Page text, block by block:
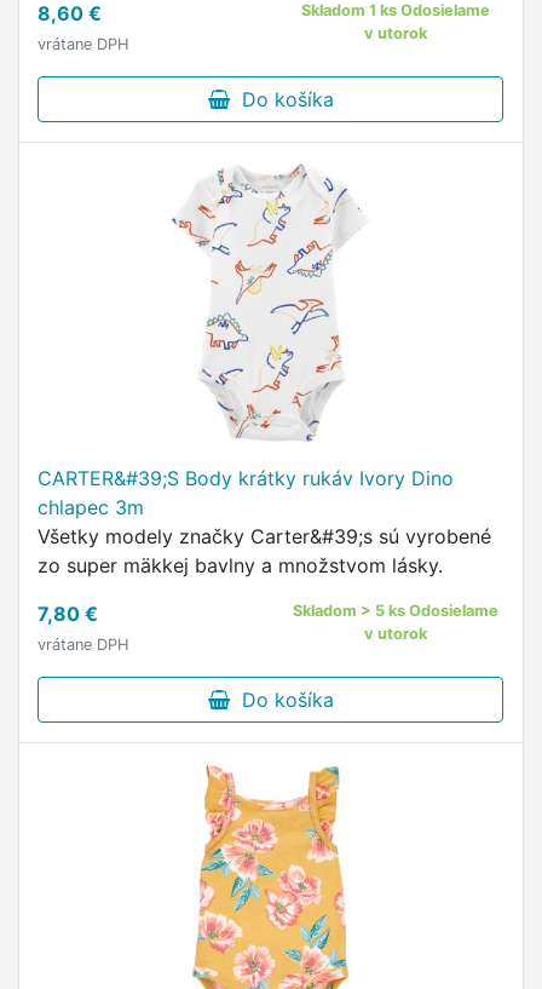
8,60 €
vrátane DPH
Skladom 1 ks Odosielame
v utorok
Do košíka
CARTER&#39;S Body krátky rukáv Ivory Dino
chlapec 3m
Všetky modely značky Carter&#39;s sú vyrobené
zo super mäkkej bavlny a množstvom lásky.
7,80 €
vrátane DPH
Skladom > 5 ks Odosielame
v utorok
Do košíka